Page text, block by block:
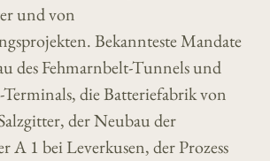
und von
Bekannteste Mandate
des Fehmarnbelt-Tunnels und
die Batteriefabrik von
der Neubau der
A 1 bei Leverkusen, der Prozess